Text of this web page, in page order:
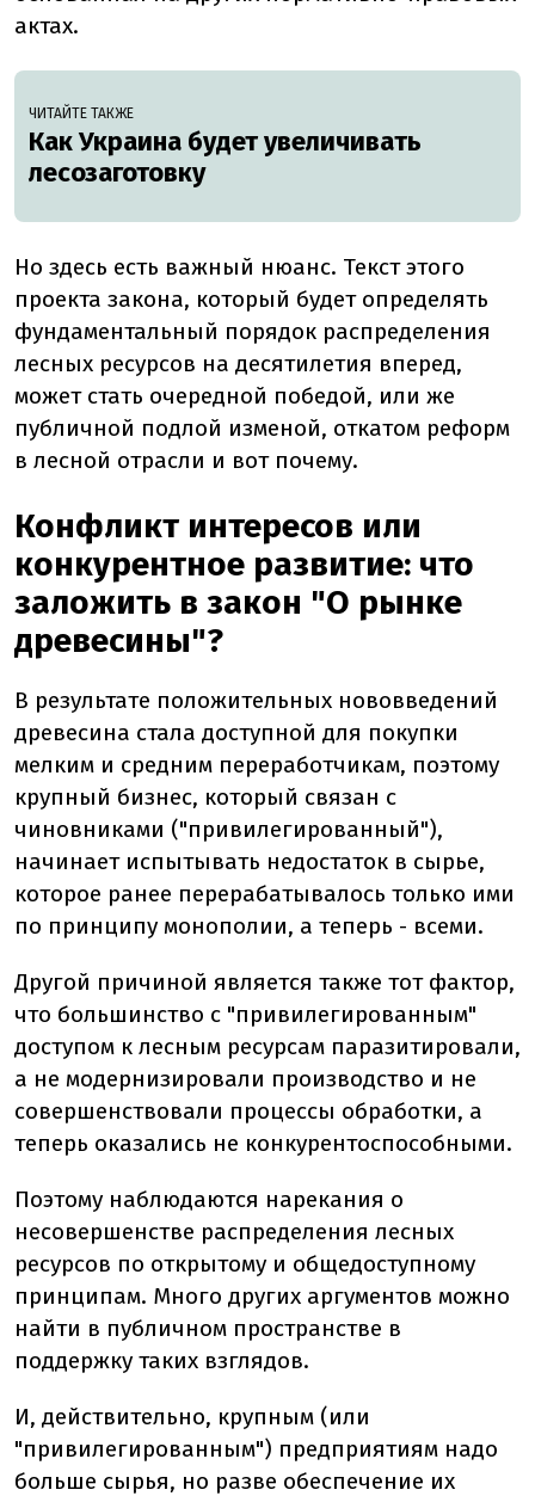
актах.
ЧИТАЙТЕ ТАКЖЕ
Как Украина будет увеличивать
лесозаготовку
Но здесь есть важный нюанс. Текст этого
проекта закона, который будет определять
фундаментальный порядок распределения
лесных ресурсов на десятилетия вперед,
может стать очередной победой, или же
публичной подлой изменой, откатом реформ
в лесной отрасли и вот почему.
Конфликт интересов или
конкурентное развитие: что
заложить в закон "О рынке
древесины"?
В результате положительных нововведений
древесина стала доступной для покупки
мелким и средним переработчикам, поэтому
крупный бизнес, который связан с
чиновниками ("привилегированный"),
начинает испытывать недостаток в сырье,
которое ранее перерабатывалось только ими
по принципу монополии, а теперь - всеми.
Другой причиной является также тот фактор,
что большинство с "привилегированным"
доступом к лесным ресурсам паразитировали,
а не модернизировали производство и не
совершенствовали процессы обработки, а
теперь оказались не конкурентоспособными.
Поэтому наблюдаются нарекания о
несовершенстве распределения лесных
ресурсов по открытому и общедоступному
принципам. Много других аргументов можно
найти в публичном пространстве в
поддержку таких взглядов.
И, действительно, крупным (или
"привилегированным") предприятиям надо
больше сырья, но разве обеспечение их